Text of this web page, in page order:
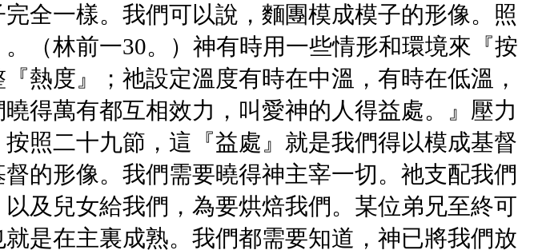
全一樣。我們可以說，麵團模成模子的形像。照
（林前一30。）神有時用一些情形和環境來『按
熱度』；祂設定溫度有時在中溫，有時在低溫，
得萬有都互相效力，叫愛神的人得益處。』壓力
照二十九節，這『益處』就是我們得以模成基督
的形像。我們需要曉得神主宰一切。祂支配我們
及兒女給我們，為要烘焙我們。某位弟兄至終可
是在主裏成熟。我們都需要知道，神已將我們放